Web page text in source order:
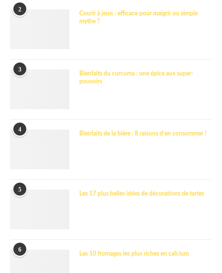
2
Courir à jeun : efficace pour maigrir ou simple
mythe ?
3
Bienfaits du curcuma : une épice aux super-
pouvoirs
4
Bienfaits de la bière : 8 raisons d’en consommer !
5
Les 17 plus belles idées de décorations de tartes
6
Les 10 fromages les plus riches en calcium